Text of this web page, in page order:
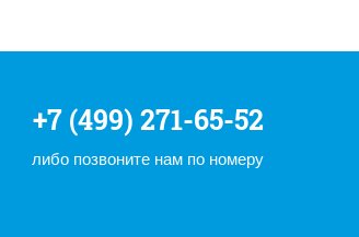
+7 (499) 271-65-52
либо позвоните нам по номеру